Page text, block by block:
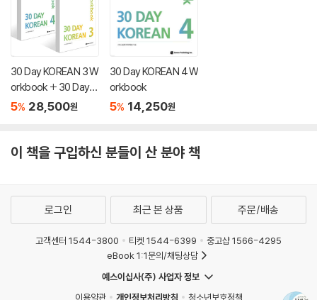
30 Day KOREAN 3 W
orkbook + 30 Day K
OREAN 4 Workbook
5% 28,500원
30 Day KOREAN 4 W
orkbook
5% 14,250원
이 책을 구입하신 분들이 산 분야 책
로그인 최근 본 상품 주문/배송
고객센터 1544-3800 티켓 1544-6399
중고샵 1566-4295
eBook 1:1문의/채팅상담
예스이십사(주) 사업자 정보
이용약관
개인정보처리방침 청소년보호정책